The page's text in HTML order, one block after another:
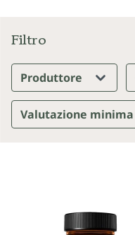
Filtro
Produttore
Valutazione minima